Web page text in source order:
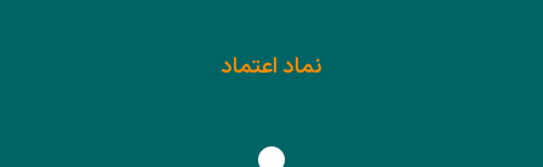
نماد اعتماد